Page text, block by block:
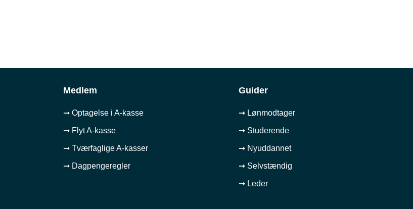
Medlem
➞ Optagelse i A-kasse
➞ Flyt A-kasse
➞ Tværfaglige A-kasser
➞ Dagpengeregler
Guider
➞ Lønmodtager
➞ Studerende
➞ Nyuddannet
➞ Selvstændig
➞ Leder